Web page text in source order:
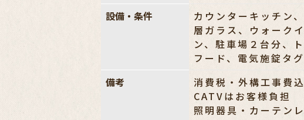
設備・条件
カウンターキッチン
層ガラス、ウォーク
ン、駐車場２台分、
フード、電気施錠タ
備考
消費税・外構工事費
CATVはお客様負担
照明器具・カーテン